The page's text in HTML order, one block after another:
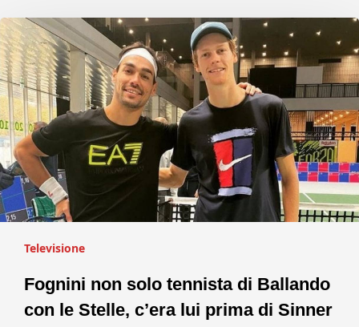
Televisione
Fognini non solo tennista di Ballando
con le Stelle, c’era lui prima di Sinner